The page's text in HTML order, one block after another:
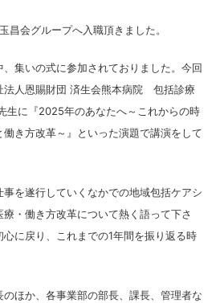
昌会グループへ入職頂きました。
集いの式に参加されておりました。今回
法人恩賜財団 済生会熊本病院 包括診療
生に『2025年のあなたへ～これからの時
き方改革～』といった演題で講演をして
を遂行していくなかでの地域包括ケアシ
・働き方改革について熱く語って下さ
に戻り、これまでの1年間を振り返る時
ほか、各事業部の部長、課長、管理者な